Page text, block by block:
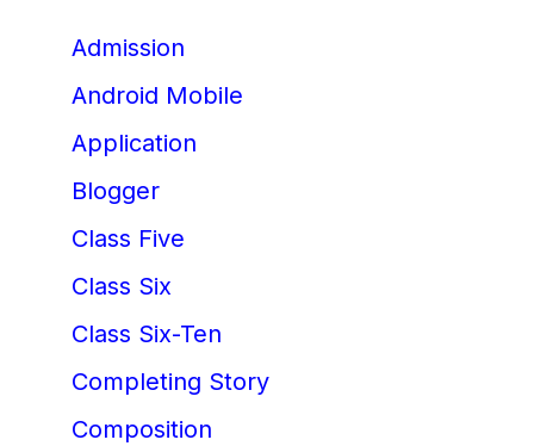
Admission
Android Mobile
Application
Blogger
Class Five
Class Six
Class Six-Ten
Completing Story
Composition